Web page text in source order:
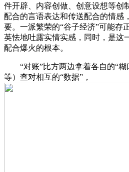
件开辟、内容创做、创意设想等创
配合的言语表达和传送配合的情感
要。一派繁荣的“谷子经济”可能存
英怯地吐露实情实感，同时，是这
配合爆火的根本。
“对账”比方两边拿着各自的“糊
等）查对相互的“数据”，